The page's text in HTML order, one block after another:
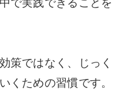
策ではなく、じっく
くための習慣です。